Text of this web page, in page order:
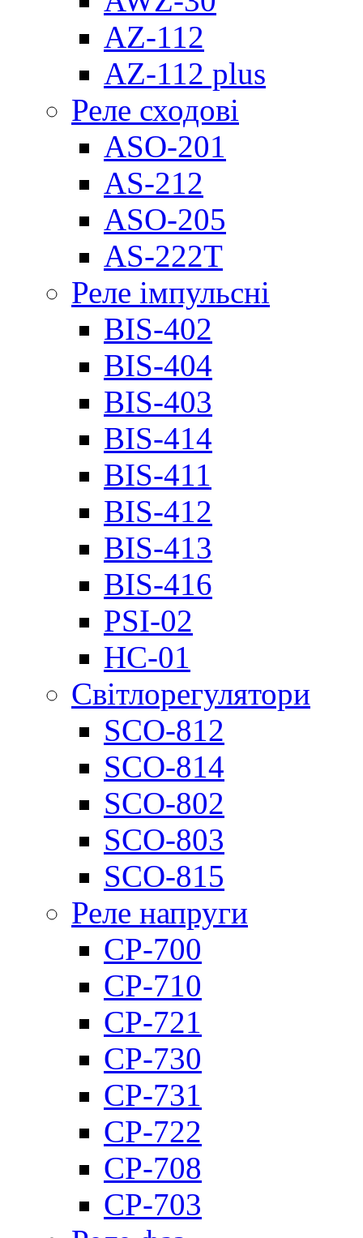
AZ-112
AZ-112 plus
Реле сходові
ASO-201
AS-212
ASO-205
AS-222T
Реле імпульсні
BIS-402
BIS-404
BIS-403
BIS-414
BIS-411
BIS-412
BIS-413
BIS-416
PSI-02
НС-01
Світлорегулятори
SCO-812
SCO-814
SCO-802
SCO-803
SCO-815
Реле напруги
CP-700
CP-710
CP-721
CP-730
CP-731
CP-722
CP-708
CP-703